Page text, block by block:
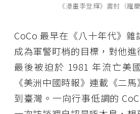
《漫畫李登輝》書封（羅
CoCo 最早在《八十年代》雜
成為軍警盯梢的目標，對他進
最後被迫於 1981 年流亡美
《美洲中國時報》連載《二
到臺灣。一向行事低調的